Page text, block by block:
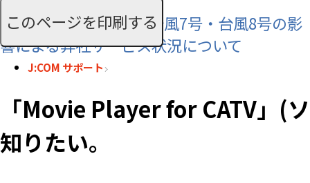
【お知らせ】令和8年 台風7号・台風8号の影
響による弊社サービス状況について
このページを印刷する
J:COM サポート
「Movie Player for CATV」(
知りたい。